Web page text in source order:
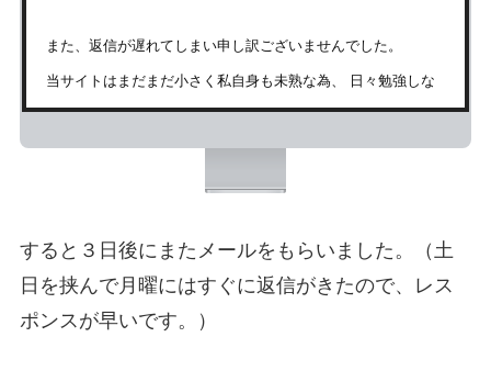
また、返信が遅れてしまい申し訳ございませんでした。
当サイトはまだまだ小さく私自身も未熟な為、 日々勉強しな
がらの運営です。
それでもよろしければ是非「アカウント開設希望」させていた
何卒よろしくお願いいたします。
「つうブログ（現：ベトつう信）」運営者
すると３日後にまたメールをもらいました。（土
日を挟んで月曜にはすぐに返信がきたので、レス
ポンスが早いです。）